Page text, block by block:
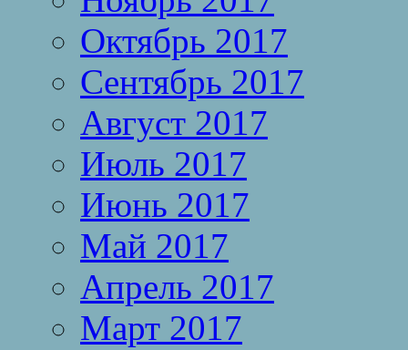
Октябрь 2017
Сентябрь 2017
Август 2017
Июль 2017
Июнь 2017
Май 2017
Апрель 2017
Март 2017